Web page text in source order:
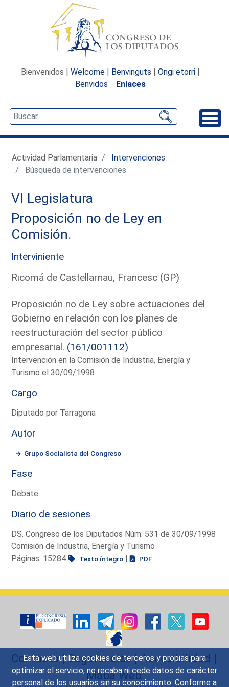
Esta web utiliza cookies de terceros y propias para
optimizar el servicio, no recaba ni cede datos de carácter
personal de los usuarios sin su conocimiento. Conforme a
Bienvenidos | Welcome | Benvinguts | Ongi etorri |
Benvidos
Enlaces
Actividad Parlamentaria
Intervenciones
Búsqueda de intervenciones
VI Legislatura
Proposición no de Ley en
Comisión.
Interviniente
Ricomá de Castellarnau, Francesc (GP)
Proposición no de Ley sobre actuaciones del
Gobierno en relación con los planes de
reestructuración del sector público
empresarial. (161/001112)
Intervención en la Comisión de Industria, Energía y
Turismo el 30/09/1998
Cargo
Diputado por Tarragona
Autor
Grupo Socialista del Congreso
Fase
Debate
Diario de sesiones
DS. Congreso de los Diputados Núm. 531 de 30/09/1998
Comisión de Industria, Energía y Turismo
Páginas: 15284
Texto íntegro | PDF
Contacto|Sugerencias|Accesibilidad |
Mapa Web